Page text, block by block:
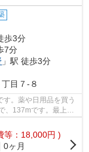
歩3分
7分
」駅 徒歩3分
丁目７-８
。薬や日用品を買う
、137mです。最上階
等：18,000円 )
0ヶ月